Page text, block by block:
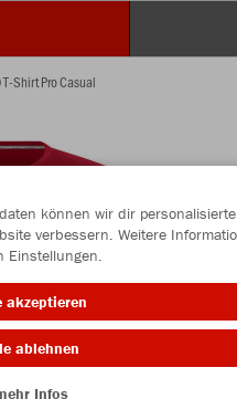
T-Shirt Pro Casual
können wir dir personalisierte
verbessern. Weitere
Einstellungen.
akzeptieren
ablehnen
Infos